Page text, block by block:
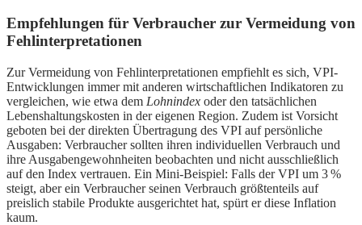
Empfehlungen für Verbraucher zur Vermeidung von
Fehlinterpretationen
Zur Vermeidung von Fehlinterpretationen empfiehlt es sich, VPI-
Entwicklungen immer mit anderen wirtschaftlichen Indikatoren zu
vergleichen, wie etwa dem Lohnindex oder den tatsächlichen
Lebenshaltungskosten in der eigenen Region. Zudem ist Vorsicht
geboten bei der direkten Übertragung des VPI auf persönliche
Ausgaben: Verbraucher sollten ihren individuellen Verbrauch und
ihre Ausgabengewohnheiten beobachten und nicht ausschließlich
auf den Index vertrauen. Ein Mini-Beispiel: Falls der VPI um 3 %
steigt, aber ein Verbraucher seinen Verbrauch größtenteils auf
preislich stabile Produkte ausgerichtet hat, spürt er diese Inflation
kaum.